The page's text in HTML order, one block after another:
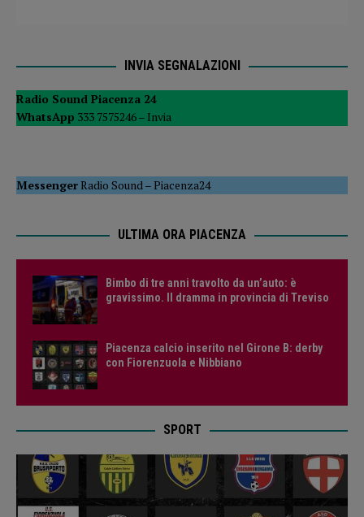
INVIA SEGNALAZIONI
Radio Sound Piacenza 24
WhatsApp 333 7575246 – Invia
MessengerRadio Sound–Piacenza24
ULTIMA ORA PIACENZA
Bimbo di tre anni travolto da un’auto: è
gravissimo. Il dramma in provincia di Treviso
Piacenza calcio inserito nel Girone B: derby
con Fiorenzuola e Nibbiano
SPORT